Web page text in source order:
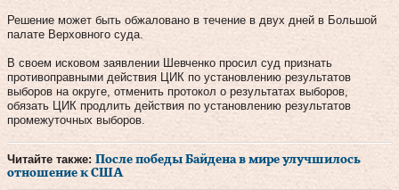
Решение может быть обжаловано в течение в двух дней в Большой
палате Верховного суда.
В своем исковом заявлении Шевченко просил суд признать
противоправными действия ЦИК по установлению результатов
выборов на округе, отменить протокол о результатах выборов,
обязать ЦИК продлить действия по установлению результатов
промежуточных выборов.
Читайте также: После победы Байдена в мире улучшилось
отношение к США